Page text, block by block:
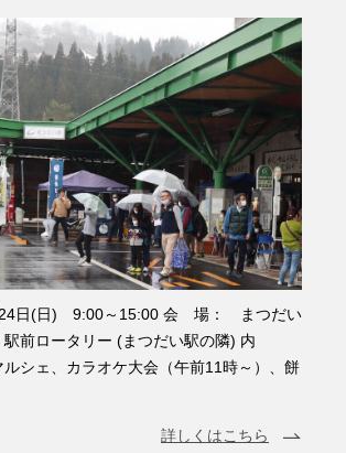
24日(日) 9:00～15:00 会 場： まつだい
駅前ロータリー (まつだい駅の隣) 内
シェ、カラオケ大会（午前11時～）、餅
詳しくはこちら